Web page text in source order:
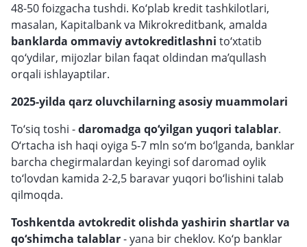
48-50 foizgacha tushdi. Ko‘plab kredit tashkilotlari,
masalan, Kapitalbank va Mikrokreditbank, amalda
banklarda ommaviy avtokreditlashni to‘xtatib
qo‘ydilar, mijozlar bilan faqat oldindan ma’qullash
orqali ishlayaptilar.
2025-yilda qarz oluvchilarning asosiy muammolari
To‘siq toshi -daromadga qo‘yilgan yuqori talablar.
O‘rtacha ish haqi oyiga 5-7 mln so‘m bo‘lganda, banklar
barcha chegirmalardan keyingi sof daromad oylik
to‘lovdan kamida 2-2,5 baravar yuqori bo‘lishini talab
qilmoqda.
Toshkentda avtokredit olishda yashirin shartlar va
qo‘shimcha talablar- yana bir cheklov. Ko‘p banklar